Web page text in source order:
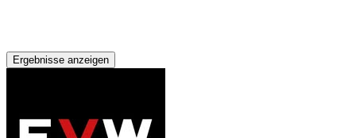
Ergebnisse anzeigen